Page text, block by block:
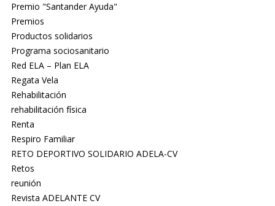
Premio "Santander Ayuda"
Premios
Productos solidarios
Programa sociosanitario
Red ELA – Plan ELA
Regata Vela
Rehabilitación
rehabilitación física
Renta
Respiro Familiar
RETO DEPORTIVO SOLIDARIO ADELA-CV
Retos
reunión
Revista ADELANTE CV